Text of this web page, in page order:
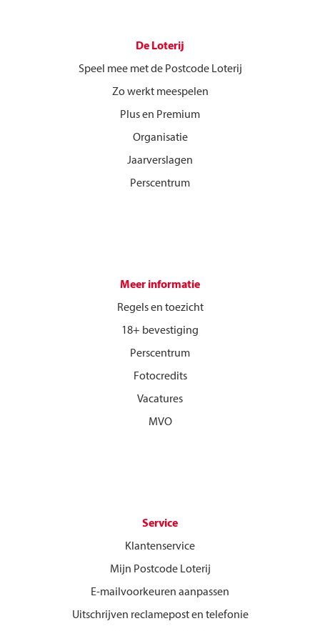
De Loterij
Speel mee met de Postcode Loterij
Zo werkt meespelen
Plus en Premium
Organisatie
Jaarverslagen
Perscentrum
Meer informatie
Regels en toezicht
18+ bevestiging
Perscentrum
Fotocredits
Vacatures
MVO
Service
Klantenservice
Mijn Postcode Loterij
E-mailvoorkeuren aanpassen
Uitschrijven reclamepost en telefonie